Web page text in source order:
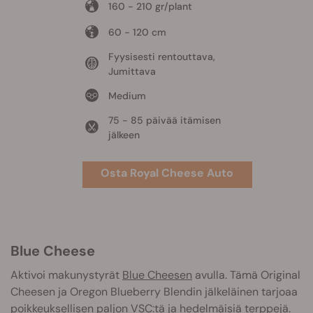
160 - 210 gr/plant
60 - 120 cm
Fyysisesti rentouttava,
Jumittava
Medium
75 - 85 päivää itämisen
jälkeen
Osta Royal Cheese Auto
Blue Cheese
Aktivoi makunystyrät Blue Cheesen avulla. Tämä Original
Cheesen ja Oregon Blueberry Blendin jälkeläinen tarjoaa
poikkeuksellisen paljon VSC:tä ja hedelmäisiä terppejä.